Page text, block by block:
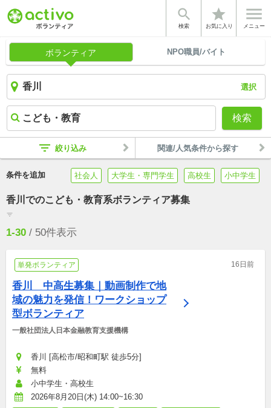

検索
star
お気に入り

メニュー
ボランティア NPO職員/バイト
選択
検索
filter_list 絞り込み 関連/人気条件から探す
条件を追加 社会人 大学生・専門学生 高校生 小中学生
香川でのこども・教育系ボランティア募集
filter_list
1-30 / 50件表示
単発ボランティア 16日前
香川　中高生募集｜動画制作で地
域の魅力を発信！ワークショップ
型ボランティア
一般社団法人日本金融教育支援機構
香川 [高松市/昭和町駅 徒歩5分]
無料
小中学生・高校生
2026年8月20日(木) 14:00~16:30